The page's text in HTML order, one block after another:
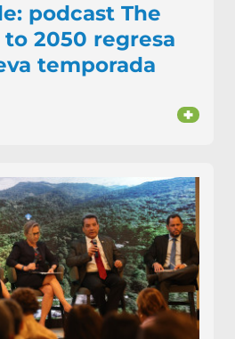
podcast The
2050 regresa
temporada
+